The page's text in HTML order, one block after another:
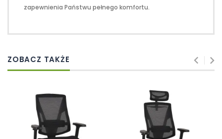
zapewnienia Państwu pełnego komfortu.
ZOBACZ TAKŻE